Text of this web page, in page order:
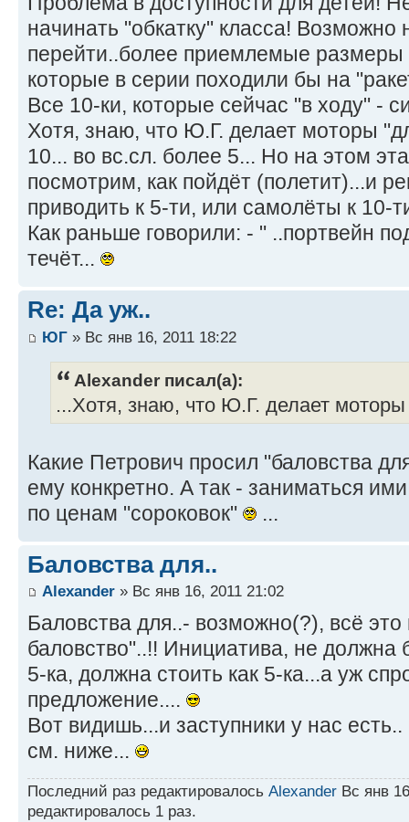
начинать "обкатку" класса!
перейти..более приемлемые размеры
которые в серии походили бы на
Все 10-ки, которые сейчас "в ходу" -
Хотя, знаю, что Ю.Г. делает моторы
10... во вс.сл. более 5... Но на этом
посмотрим, как пойдёт (полетит)...и
приводить к 5-ти, или самолёты к 10-
Как раньше говорили: - " ..портвейн
течёт...
Re: Да уж..
ЮГ » Вс янв 16, 2011 18:22
Alexander писал(а):
...Хотя, знаю, что Ю.Г. делает
Какие Петрович просил "баловства
ему конкретно. А так - заниматься
по ценам "сороковок"
...
Баловства для..
Alexander » Вс янв 16, 2011 21:02
Баловства для..- возможно(?), всё это
баловство"..!! Инициатива, не должна
5-ка, должна стоить как 5-ка...а уж
предложение....
Вот видишь...и заступники у нас есть..
см. ниже...
Последний раз редактировалось Alexander Вс янв
редактировалось 1 раз.